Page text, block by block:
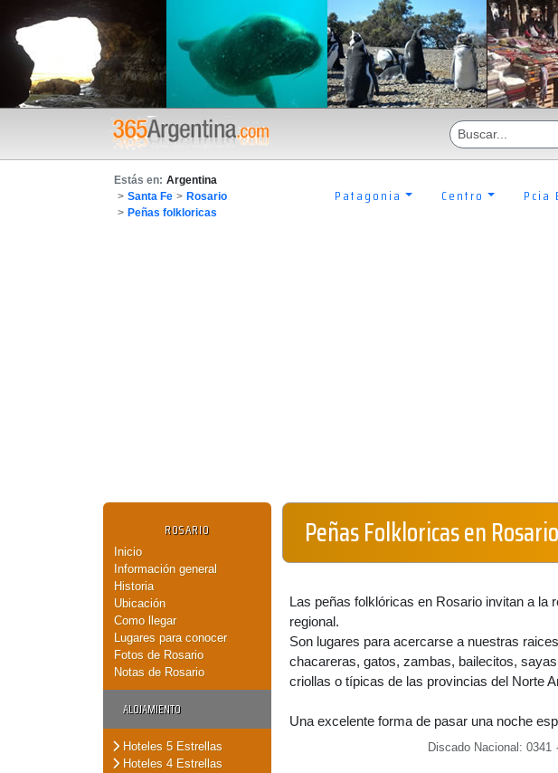
Estás en: Argentina
> Santa Fe > Rosario
> Peñas folkloricas
Patagonia Centro Pcia
ROSARIO
Inicio
Información general
Historia
Ubicación
Como llegar
Lugares para conocer
Fotos de Rosario
Notas de Rosario
ALOJAMIENTO
Hoteles 5 Estrellas
Hoteles 4 Estrellas
Peñas Folkloricas en Rosario
Las peñas folklóricas en Rosario invitan a la
regional.
Son lugares para acercarse a nuestras
chacareras, gatos, zambas, bailecitos,
criollas o típicas de las provincias del Norte
Una excelente forma de pasar una noche
Discado Nacional: 0341